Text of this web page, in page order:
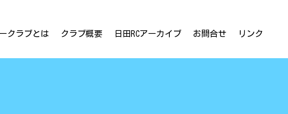
クラブとは クラブ概要 日田RCアーカイブ お問合せ リンク